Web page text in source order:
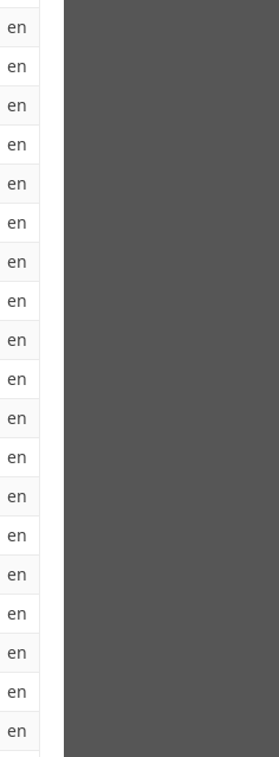
en
en
en
en
en
en
en
en
en
en
en
en
en
en
en
en
en
en
en